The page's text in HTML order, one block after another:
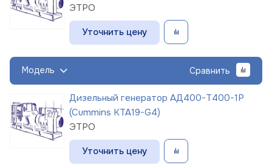
ЭТРО
Уточнить цену
Модель Сравнить
Дизельный генератор АД400-Т400-1Р
(Cummins KTA19-G4)
ЭТРО
Уточнить цену